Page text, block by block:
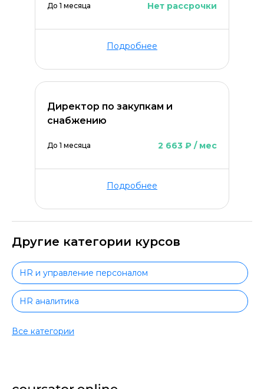
До 1 месяца Нет рассрочки
Подробнее
Директор по закупкам и
снабжению
До 1 месяца 2 663 ₽ / мес
Подробнее
Другие категории курсов
HR и управление персоналом
HR аналитика
HR с нуля
Повышение квалификации HR
Все категории